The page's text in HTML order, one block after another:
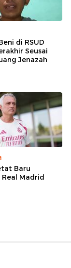
di RSUD
Seusai
Jenazah
Baru
Real Madrid